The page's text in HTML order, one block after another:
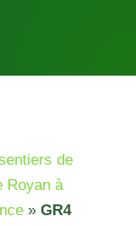
de
Royan à
» GR4